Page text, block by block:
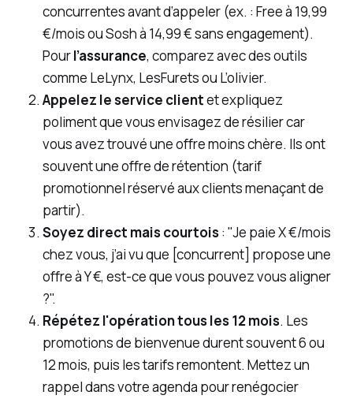
concurrentes avant d’appeler (ex. : Free à 19,99
€/mois ou Sosh à 14,99 € sans engagement).
Pourl’assurance, comparez avec des outils
comme LeLynx, LesFurets ou L’olivier.
Appelez le service clientet expliquez
poliment que vous envisagez de résilier car
vous avez trouvé une offre moins chère. Ils ont
souvent une offre de rétention (tarif
promotionnel réservé aux clients menaçant de
partir).
Soyez direct mais courtois: "Je paie X €/mois
chez vous, j’ai vu que [concurrent] propose une
offre à Y €, est-ce que vous pouvez vous aligner
?".
Répétez l'opération tous les 12 mois. Les
promotions de bienvenue durent souvent 6 ou
12 mois, puis les tarifs remontent. Mettez un
rappel dans votre agenda pour renégocier